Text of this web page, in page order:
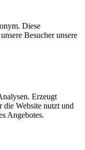
Diese
Besucher unsere
Erzeugt
die Website nutzt und
Angebotes.